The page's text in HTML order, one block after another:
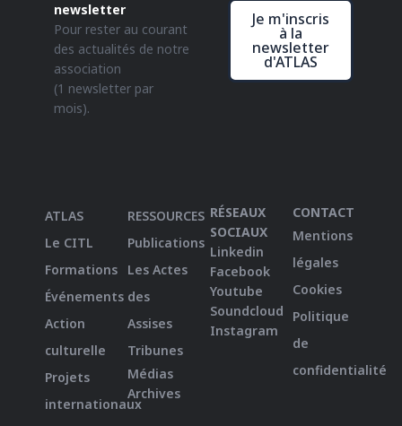
newsletter
Pour rester au courant
des actualités de notre
association
(1 newsletter par
mois).
Je m'inscris
à la
newsletter
d'ATLAS
ATLAS
Le CITL
Formations
Événements
Action
culturelle
Projets
internationaux
RESSOURCES
Publications
Les Actes
des
Assises
Tribunes
Médias
Archives
RÉSEAUX
SOCIAUX
Linkedin
Facebook
Youtube
Soundcloud
Instagram
CONTACT
Mentions
légales
Cookies
Politique
de
confidentialité